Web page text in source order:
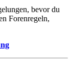
bevor du
Forenregeln,